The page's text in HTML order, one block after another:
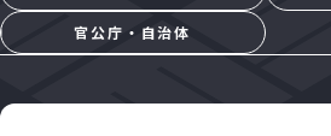
官公庁・自治体